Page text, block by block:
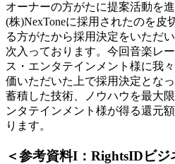
オーナーの方がたに提案活動を
(株)NexToneに採用されたのを皮
る方がたから採用決定をいただ
次入っております。今回音楽レ
ス・エンタテインメント様に我
価いただいた上で採用決定とな
蓄積した技術、ノウハウを最大
ンタテインメント様が得る還元
ります。
＜参考資料I：RightsIDビ